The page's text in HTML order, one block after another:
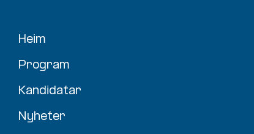
Heim
Program
Kandidatar
Nyheter